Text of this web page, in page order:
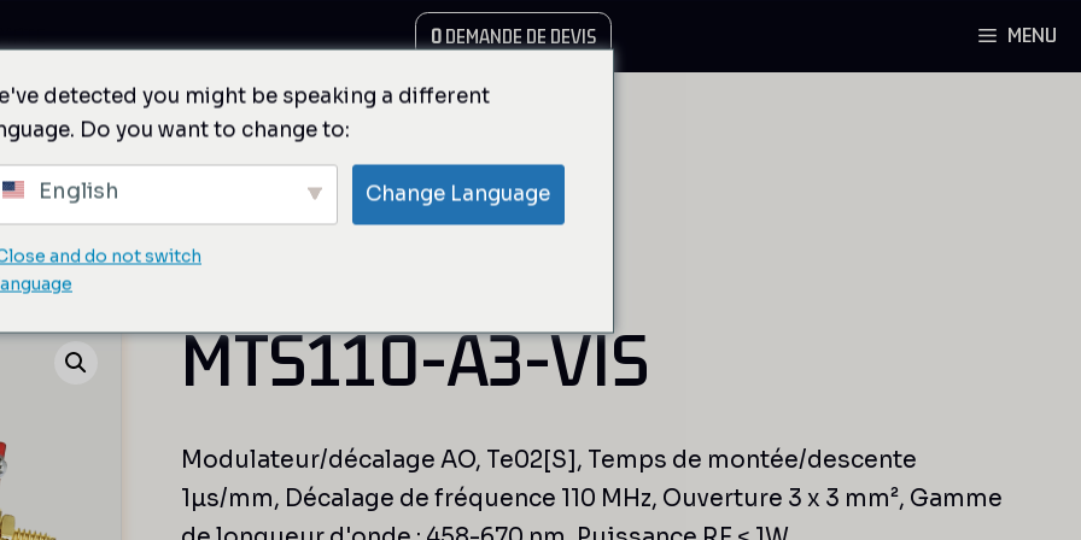
MENU
0DEMANDE DE DEVIS
Shifters de fréquence fixe
MTS110-A3-VIS
Modulateur/décalage AO, Te02[S], Temps de montée/descente
1µs/mm, Décalage de fréquence 110 MHz, Ouverture 3 x 3 mm², Gamme
detected you might be speaking a different
Do you want to change to:
English Change Language
and do not switch